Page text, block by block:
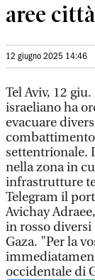
aree
12 giugno 2025 14:46
Tel Aviv, 12
israeliano ha
evacuare
settentrionale.
nella zona in
infrastrutture
Telegram il
Avichay
in rosso
Gaza. "Per la
occidentale di